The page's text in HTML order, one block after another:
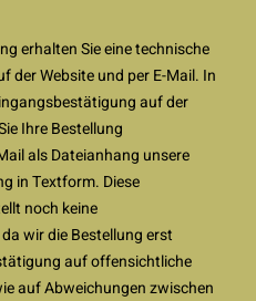
erhalten Sie eine technische
der Website und per E-Mail. In
auf der
Ihre Bestellung
als Dateianhang unsere
in Textform. Diese
noch keine
wir die Bestellung erst
auf offensichtliche
auf Abweichungen zwischen